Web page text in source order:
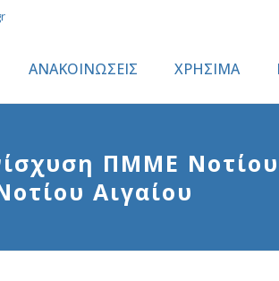
ΑΝΑΚΟΙΝΩΣΕΙΣ ΧΡΗΣΙΜΑ
ΠΜΜΕ
Αιγαίου